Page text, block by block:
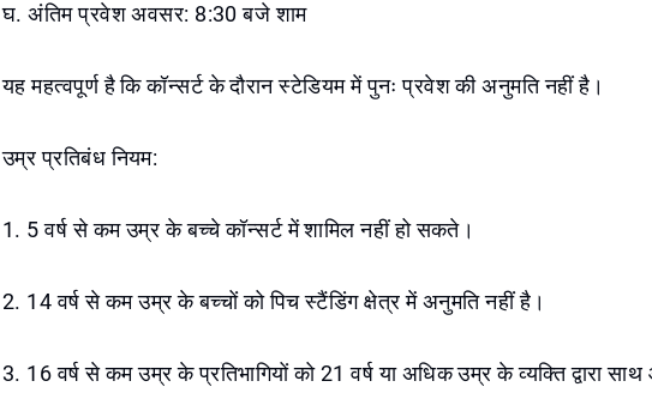
घ. अंतिम प्रवेश अवसर: 8:30 बजे शाम
यह महत्वपूर्ण है कि कॉन्सर्ट के दौरान स्टेडियम में पुनः प्रवेश की अनुमति नहीं है।
उम्र प्रतिबंध नियम:
1. 5 वर्ष से कम उम्र के बच्चे कॉन्सर्ट में शामिल नहीं हो सकते।
2. 14 वर्ष से कम उम्र के बच्चों को पिच स्टैंडिंग क्षेत्र में अनुमति नहीं है।
3. 16 वर्ष से कम उम्र के प्रतिभागियों को 21 वर्ष या अधिक उम्र के व्यक्ति द्वारा